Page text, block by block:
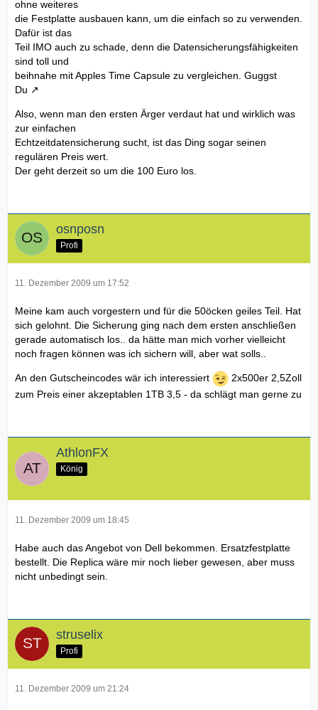
ohne weiteres
die Festplatte ausbauen kann, um die einfach so zu verwenden.
Dafür ist das
Teil IMO auch zu schade, denn die Datensicherungsfähigkeiten
sind toll und
beihnahe mit Apples Time Capsule zu vergleichen. Guggst
Du
Also, wenn man den ersten Ärger verdaut hat und wirklich was
zur einfachen
Echtzeitdatensicherung sucht, ist das Ding sogar seinen
regulären Preis wert.
Der geht derzeit so um die 100 Euro los.
osnposn
Profi
11. Dezember 2009 um 17:52
Meine kam auch vorgestern und für die 50öcken geiles Teil. Hat
sich gelohnt. Die Sicherung ging nach dem ersten anschließen
gerade automatisch los.. da hätte man mich vorher vielleicht
noch fragen können was ich sichern will, aber wat solls..
An den Gutscheincodes wär ich interessiert
2x500er 2,5Zoll
zum Preis einer akzeptablen 1TB 3,5 - da schlägt man gerne zu
AthlonFX
König
11. Dezember 2009 um 18:45
Habe auch das Angebot von Dell bekommen. Ersatzfestplatte
bestellt. Die Replica wäre mir noch lieber gewesen, aber muss
nicht unbedingt sein.
struselix
Profi
11. Dezember 2009 um 21:24